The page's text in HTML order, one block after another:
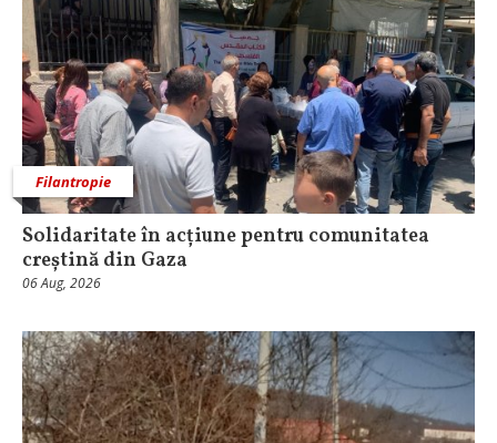
Filantropie
Solidaritate în acțiune pentru comunitatea
creștină din Gaza
06 Aug, 2026